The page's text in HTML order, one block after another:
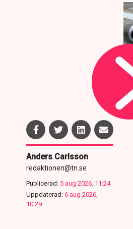
Anders Carlsson
redaktionen@tn.se
Publicerad: 5 aug 2026, 11:24
Uppdaterad: 6 aug 2026,
10:29